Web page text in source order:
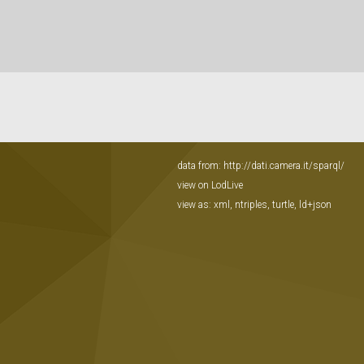
data from: http://dati.camera.it/sparql/
view on LodLive
view as: xml , ntriples, turtle, ld+json